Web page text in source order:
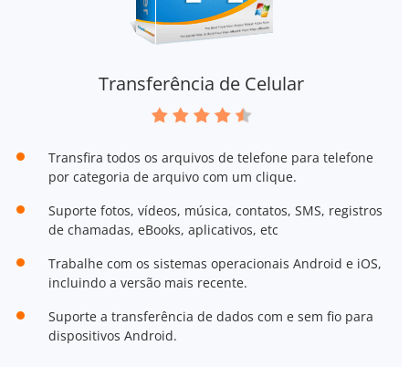
Transferência de Celular
Transfira todos os arquivos de telefone para telefone
por categoria de arquivo com um clique.
Suporte fotos, vídeos, música, contatos, SMS, registros
de chamadas, eBooks, aplicativos, etc
Trabalhe com os sistemas operacionais Android e iOS,
incluindo a versão mais recente.
Suporte a transferência de dados com e sem fio para
dispositivos Android.